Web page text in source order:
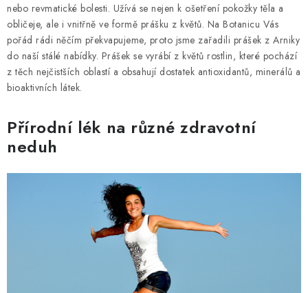
nebo revmatické bolesti. Užívá se nejen k ošetření pokožky těla a
obličeje, ale i vnitřně ve formě prášku z květů. Na Botanicu Vás
pořád rádi něčím překvapujeme, proto jsme zařadili prášek z Arniky
do naší stálé nabídky. Prášek se vyrábí z květů rostlin, které pochází
z těch nejčistších oblastí a obsahují dostatek antioxidantů, minerálů a
bioaktivních látek.
Přírodní lék na různé zdravotní
neduh